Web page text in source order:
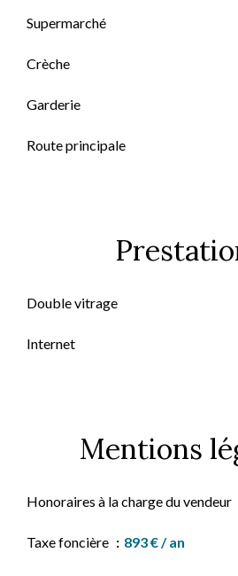
Supermarché
Crèche
Garderie
Route principale
Double vitrage
Internet
Mentions
Honoraires à la charge du vendeur
Taxe foncière 893 € / an